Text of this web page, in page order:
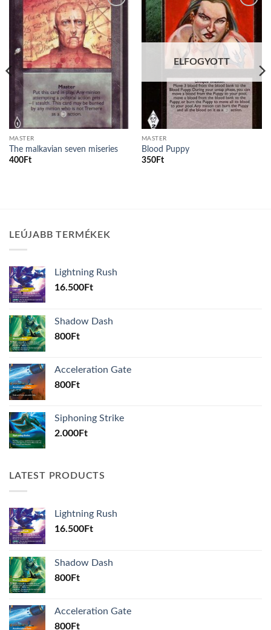
Add to
wishlist
MASTER
The malkavian seven miseries
400Ft
Add to
wishlist
ELFOGYOTT
MASTER
Blood Puppy
350Ft
LEÚJABB TERMÉKEK
Lightning Rush
16.500Ft
Shadow Dash
800Ft
Acceleration Gate
800Ft
Siphoning Strike
2.000Ft
LATEST PRODUCTS
Lightning Rush
16.500Ft
Shadow Dash
800Ft
Acceleration Gate
800Ft